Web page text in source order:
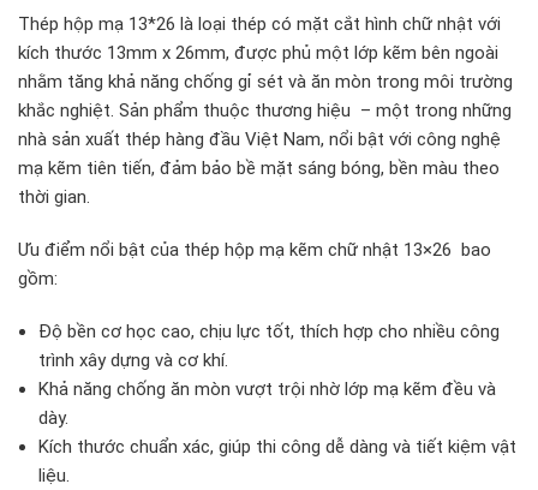
Thép hộp mạ 13*26 là loại thép có mặt cắt hình chữ nhật với
kích thước 13mm x 26mm, được phủ một lớp kẽm bên ngoài
nhằm tăng khả năng chống gỉ sét và ăn mòn trong môi trường
khắc nghiệt. Sản phẩm thuộc thương hiệu – một trong những
nhà sản xuất thép hàng đầu Việt Nam, nổi bật với công nghệ
mạ kẽm tiên tiến, đảm bảo bề mặt sáng bóng, bền màu theo
thời gian.
Ưu điểm nổi bật của thép hộp mạ kẽm chữ nhật 13×26 bao
gồm:
Độ bền cơ học cao, chịu lực tốt, thích hợp cho nhiều công
trình xây dựng và cơ khí.
Khả năng chống ăn mòn vượt trội nhờ lớp mạ kẽm đều và
dày.
Kích thước chuẩn xác, giúp thi công dễ dàng và tiết kiệm vật
liệu.